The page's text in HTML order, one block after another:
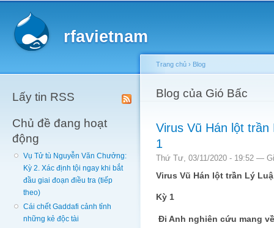
rfavietnam
Lấy tin RSS
Chủ đề đang hoạt
động
Vụ Tử tù Nguyễn Văn Chưởng:
Kỳ 2. Xác định tội ngay khi bắt
đầu giai đoạn điều tra (tiếp
theo)
Cái chết Gaddafi cảnh tỉnh
những kẻ độc tài
You are here
Trang chủ › Blog
Blog của Gió Bấc
Virus Vũ Hán lột
1
Thứ Tư, 03/11/2020 - 19:52 —
Virus Vũ Hán lột trần Lý
Kỳ 1
Đi Anh nghiên cứu mang